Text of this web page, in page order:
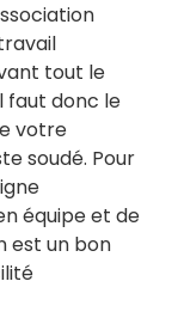
tout le
faut donc le
votre
soudé. Pour
équipe et de
est un bon